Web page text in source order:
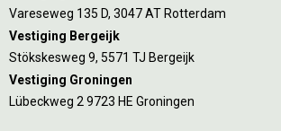
Vareseweg 135 D, 3047 AT Rotterdam
Vestiging Bergeijk
Stökskesweg 9, 5571 TJ Bergeijk
Vestiging Groningen
Lübeckweg 2 9723 HE Groningen